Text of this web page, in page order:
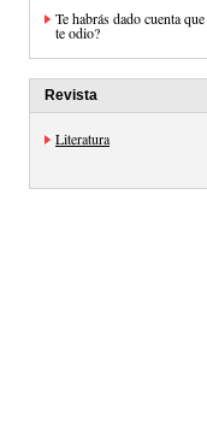
Te habrás dado cuenta que
te odio?
Revista
Literatura